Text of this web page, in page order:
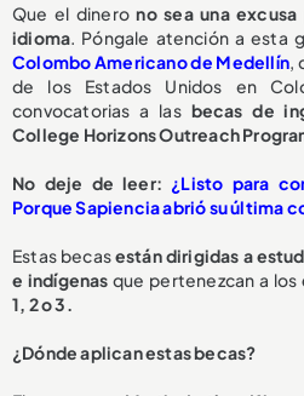
Que el dinerono sea una
idioma. Póngale atención a esta
Colombo Americano de Medellín,
de los Estados Unidos en
convocatorias a las becas de
College Horizons Outreach
No deje de leer: ¿Listo para
Porque Sapiencia abrió su última
Estas becasestán dirigidas a
e indígenas que pertenezcan a los
1, 2 o 3.
¿Dónde aplican estas becas?